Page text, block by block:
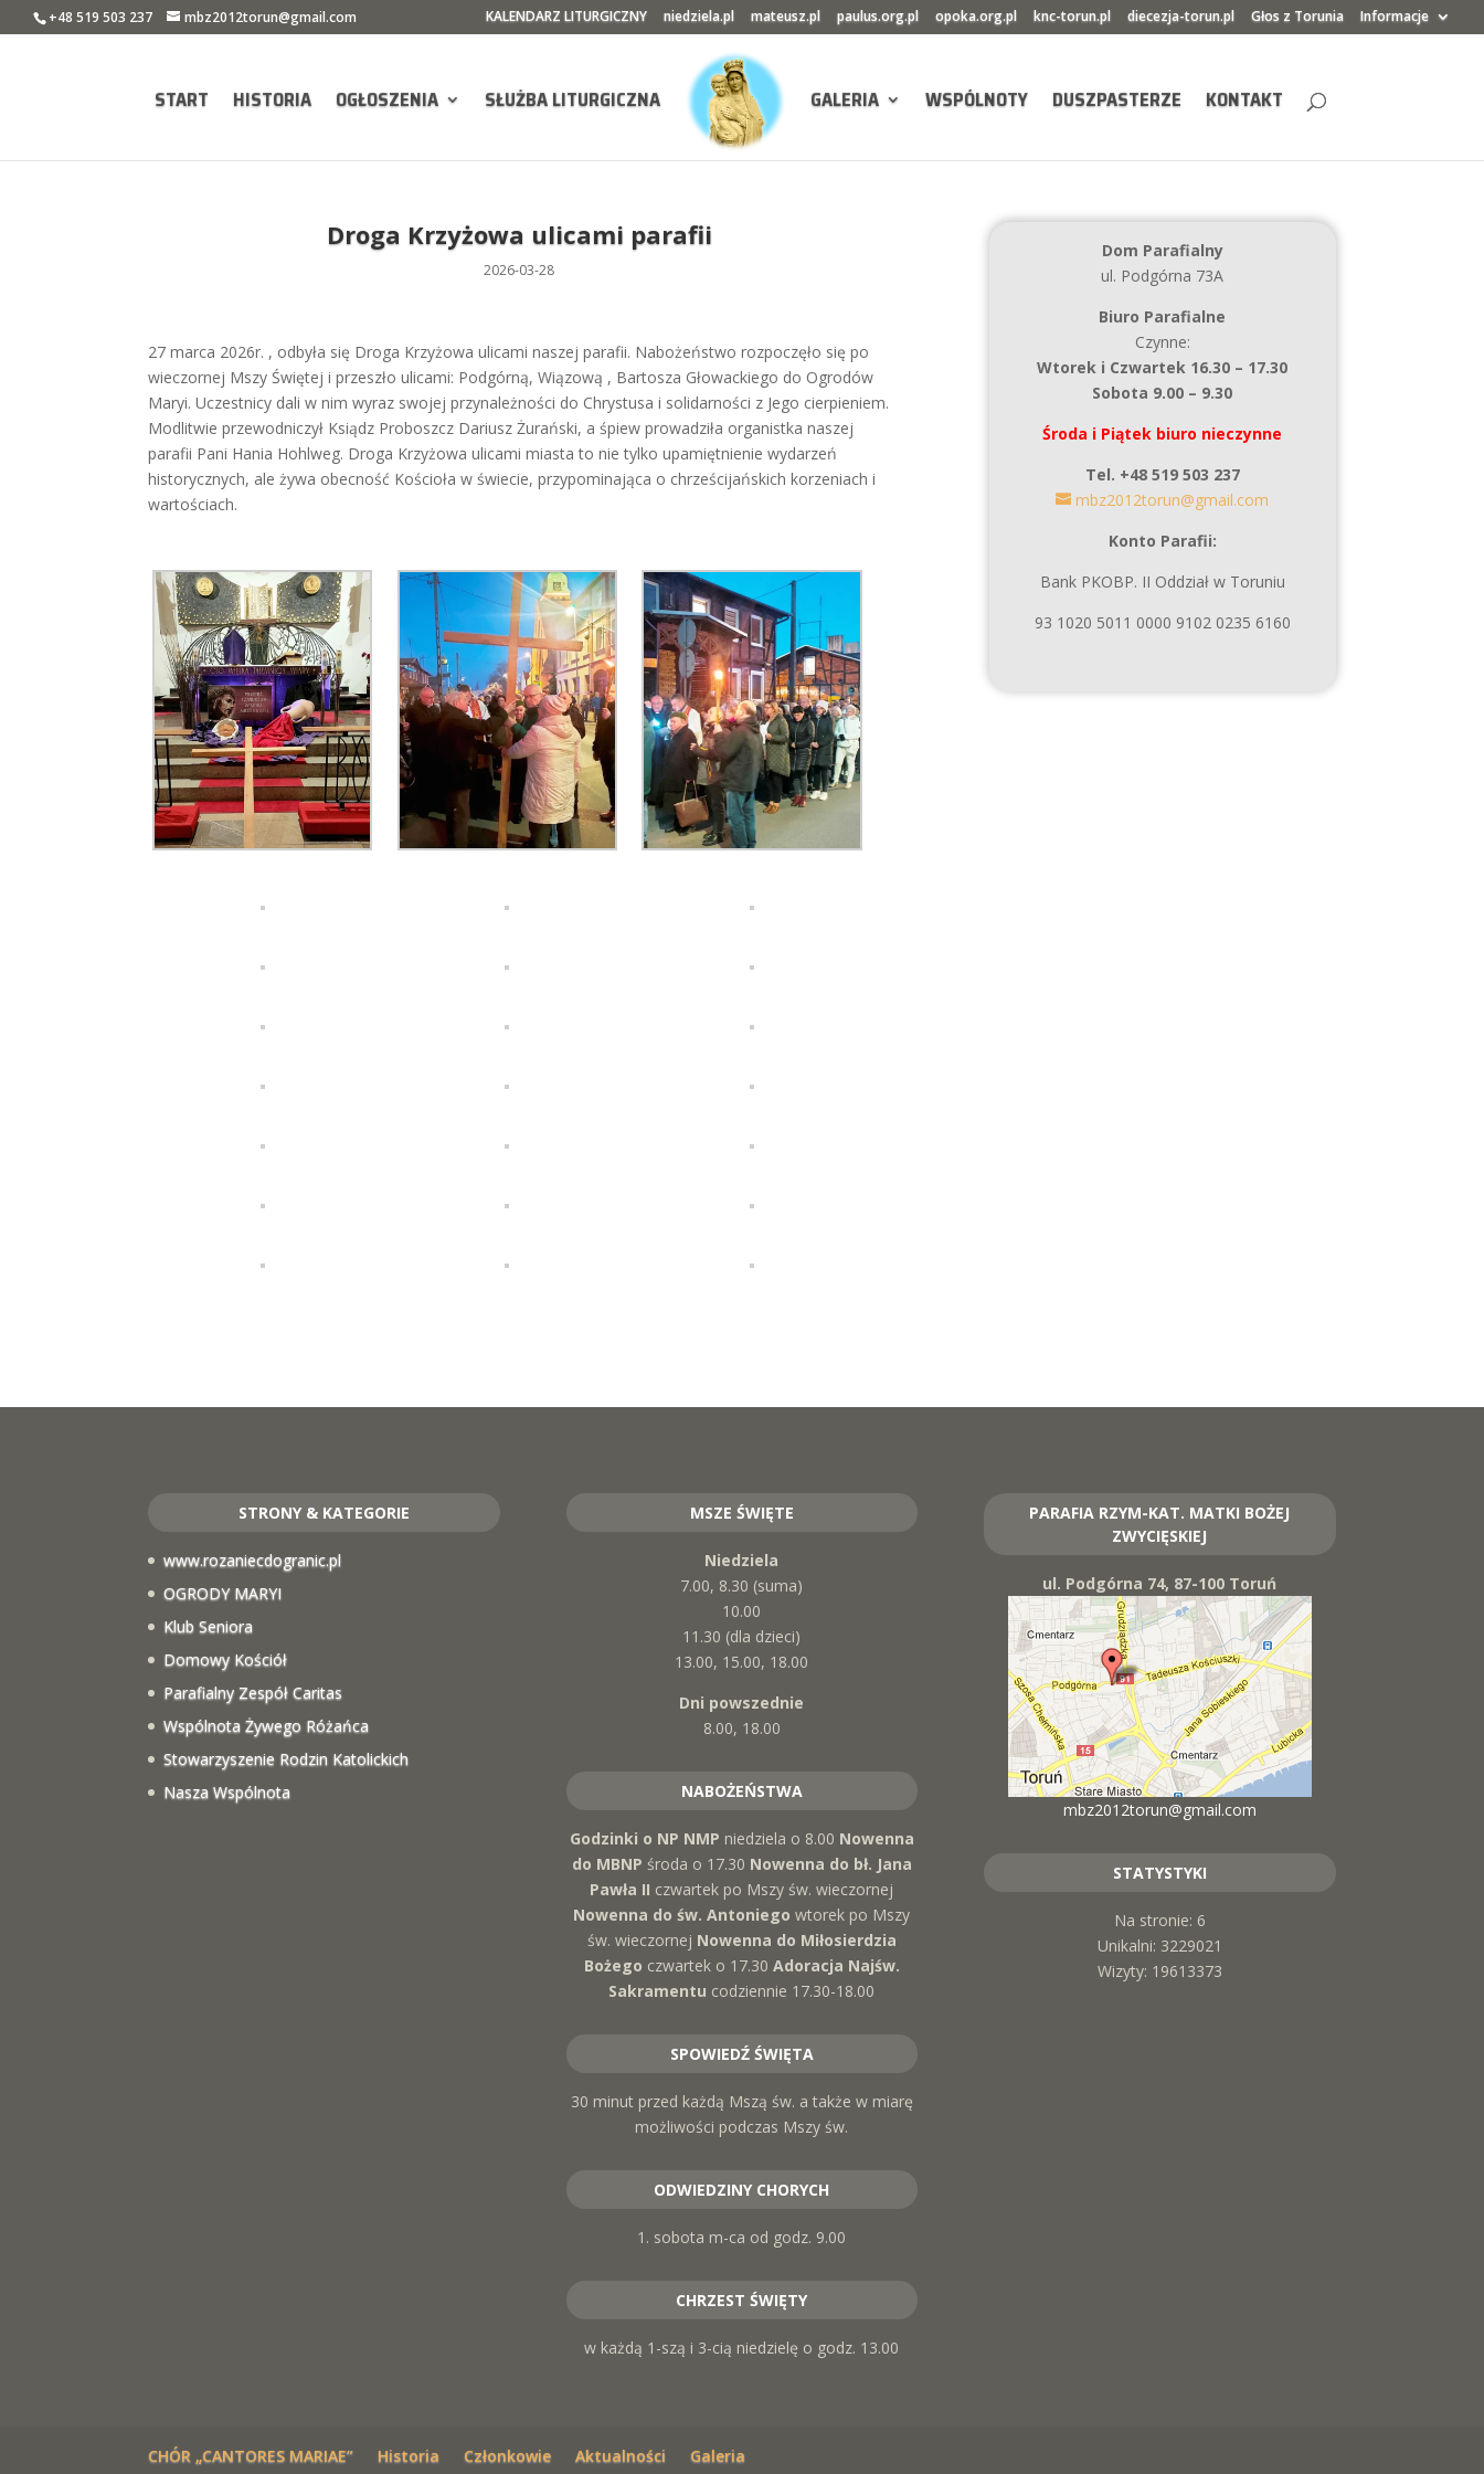
+48 519 503 237 mbz2012torun@gmail.com KALENDARZ LITURGICZNY niedziela.pl mateusz.pl paulus.org.pl opoka.org.pl knc-torun.pl diecezja-torun.pl Głos z Torunia Informacje
START HISTORIA OGŁOSZENIA SŁUŻBA LITURGICZNA GALERIA WSPÓLNOTY DUSZPASTERZE KONTAKT
Droga Krzyżowa ulicami parafii
2026-03-28
27 marca 2026r. , odbyła się Droga Krzyżowa ulicami naszej parafii. Nabożeństwo rozpoczęło się po
wieczornej Mszy Świętej i przeszło ulicami: Podgórną, Wiązową , Bartosza Głowackiego do Ogrodów
Maryi. Uczestnicy dali w nim wyraz swojej przynależności do Chrystusa i solidarności z Jego cierpieniem.
Modlitwie przewodniczył Ksiądz Proboszcz Dariusz Żurański, a śpiew prowadziła organistka naszej
parafii Pani Hania Hohlweg. Droga Krzyżowa ulicami miasta to nie tylko upamiętnienie wydarzeń
historycznych, ale żywa obecność Kościoła w świecie, przypominająca o chrześcijańskich korzeniach i
wartościach.
Dom Parafialny
ul. Podgórna 73A
Biuro Parafialne
Czynne:
Wtorek i Czwartek 16.30 – 17.30
Sobota 9.00 – 9.30
Środa i Piątek biuro nieczynne
Tel. +48 519 503 237
mbz2012torun@gmail.com
Konto Parafii:
Bank PKOBP. II Oddział w Toruniu
93 1020 5011 0000 9102 0235 6160
STRONY & KATEGORIE
www.rozaniecdogranic.pl
OGRODY MARYI
Klub Seniora
Domowy Kościół
Parafialny Zespół Caritas
Wspólnota Żywego Różańca
Stowarzyszenie Rodzin Katolickich
Nasza Wspólnota
MSZE ŚWIĘTE
Niedziela
7.00, 8.30 (suma)
10.00
11.30 (dla dzieci)
13.00, 15.00, 18.00
Dni powszednie
8.00, 18.00
NABOŻEŃSTWA
Godzinki o NP NMP niedziela o 8.00 Nowenna
do MBNP środa o 17.30 Nowenna do bł. Jana
Pawła II czwartek po Mszy św. wieczornej
Nowenna do św. Antoniegowtorek po Mszy
św. wieczornej Nowenna do Miłosierdzia
Bożego czwartek o 17.30 Adoracja Najśw.
Sakramentu codziennie 17.30-18.00
SPOWIEDŹ ŚWIĘTA
30 minut przed każdą Mszą św. a także w miarę
możliwości podczas Mszy św.
ODWIEDZINY CHORYCH
1. sobota m-ca od godz. 9.00
CHRZEST ŚWIĘTY
w każdą 1-szą i 3-cią niedzielę o godz. 13.00
PARAFIA RZYM-KAT. MATKI BOŻEJ
ZWYCIĘSKIEJ
ul. Podgórna 74, 87-100 Toruń
mbz2012torun@gmail.com
STATYSTYKI
Na stronie: 6
Unikalni: 3229021
Wizyty: 19613373
CHÓR „CANTORES MARIAE” Historia Członkowie Aktualności Galeria